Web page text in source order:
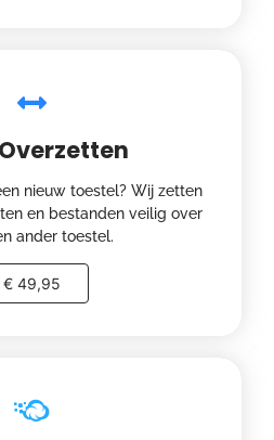
nieuw toestel? Wij zetten
en bestanden veilig over
ander toestel.
€ 49,95